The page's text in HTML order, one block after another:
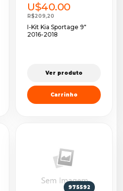
U$40.00
R$209,20
I-Kit Kia Sportage 9"
2016-2018
Ver produto
Carrinho
975592